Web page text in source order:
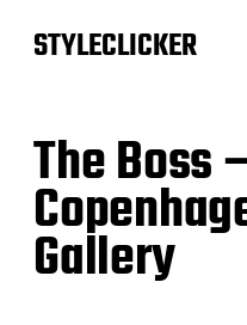
STYLECLICKER
The Boss –
Gallery